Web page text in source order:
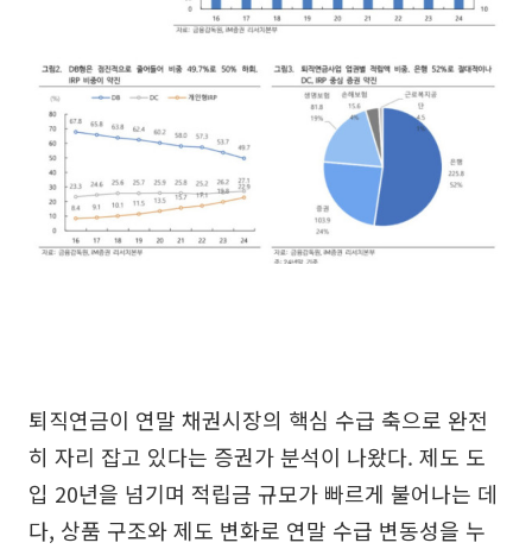
퇴직연금이 연말 채권시장의 핵심 수급 축으로 완전
히 자리 잡고 있다는 증권가 분석이 나왔다. 제도 도
입 20년을 넘기며 적립금 규모가 빠르게 불어나는 데
다, 상품 구조와 제도 변화로 연말 수급 변동성을 누